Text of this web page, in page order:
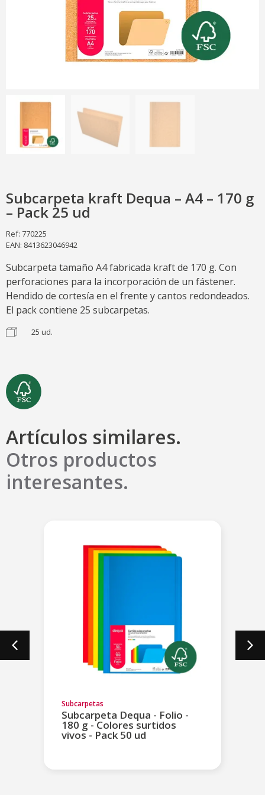
Subcarpeta kraft Dequa – A4 – 170 g
– Pack 25 ud
Ref: 770225
EAN: 8413623046942
Subcarpeta tamaño A4 fabricada kraft de 170 g. Con
perforaciones para la incorporación de un fástener.
Hendido de cortesía en el frente y cantos redondeados.
El pack contiene 25 subcarpetas.
25 ud.
Artículos similares.
Otros productos
interesantes.
Subcarpetas
Subcarpeta Dequa - Folio -
180 g - Colores surtidos
vivos - Pack 50 ud